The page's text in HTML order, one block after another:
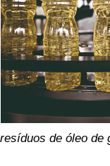
de óleo de